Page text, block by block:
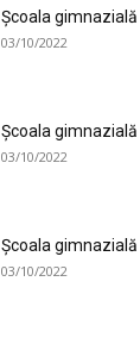
Şcoala gimnazială
03/10/2022
Şcoala gimnazială
03/10/2022
Şcoala gimnazială
03/10/2022